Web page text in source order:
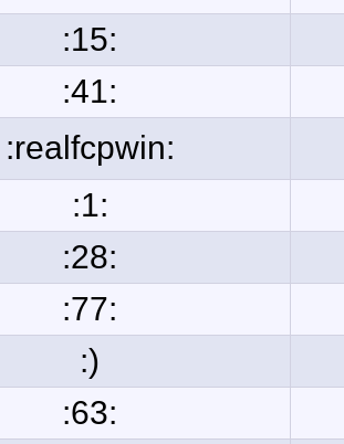
:15:
:41:
:realfcpwin:
:1:
:28:
:77:
:)
:63: